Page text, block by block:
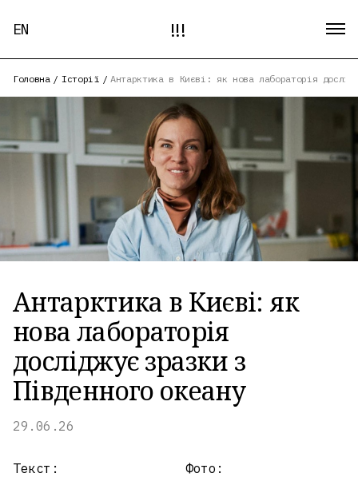
EN !!!
Головна / Історії / Антарктика в Києві: як нова лабораторія
Антарктика в Києві: як
нова лабораторія
досліджує зразки з
Південного океану
29.06.26
Текст: Фото: